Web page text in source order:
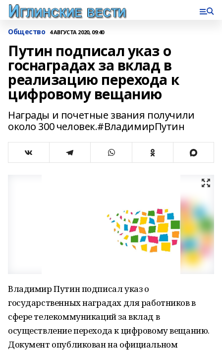
Общество 4 АВГУСТА 2020, 09:40
Путин подписал указ о
госнаградах за вклад в
реализацию перехода к
цифровому вещанию
Награды и почетные звания получили
около 300 человек.#ВладимирПутин
Владимир Путин подписал указ о
государственных наградах для работников в
сфере телекоммуникаций за вклад в
осуществление перехода к цифровому вещанию.
Документ опубликован на официальном